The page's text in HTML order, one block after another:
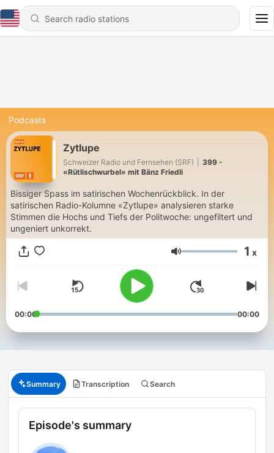
Podcasts
Zytlupe
Schweizer Radio und Fernsehen (SRF)
399 -
«Rütlischwurbel» mit Bänz Friedli
Bissiger Spass im satirischen Wochenrückblick. In der
satirischen Radio-Kolumne «Zytlupe» analysieren starke
Stimmen die Hochs und Tiefs der Politwoche: ungefiltert und
ungeniert unkorrekt.
Volume 1 x
00:00 00:00
Summary Transcription Search
Episode's summary